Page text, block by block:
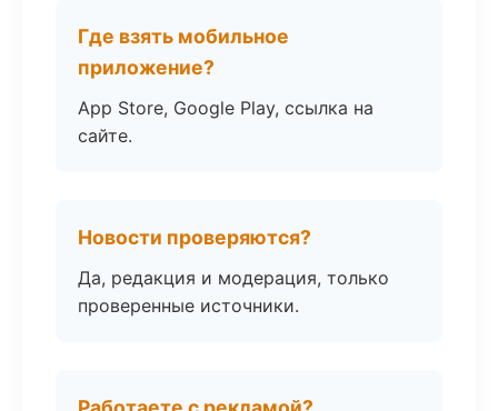
Где взять мобильное
приложение?
App Store, Google Play, ссылка на
сайте.
Новости проверяются?
Да, редакция и модерация, только
проверенные источники.